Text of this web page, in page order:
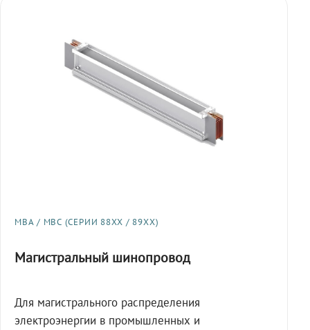
МВА / МВС (СЕРИИ 88XX / 89XX)
Магистральный шинопровод
Для магистрального распределения
электроэнергии в промышленных и